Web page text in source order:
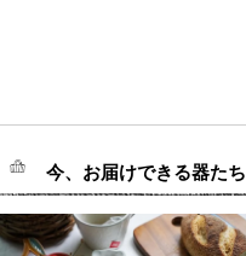
今、お届けできる器たち